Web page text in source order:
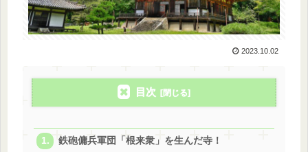
2023.10.02
目次
鉄砲傭兵軍団「根来衆」を生んだ寺！